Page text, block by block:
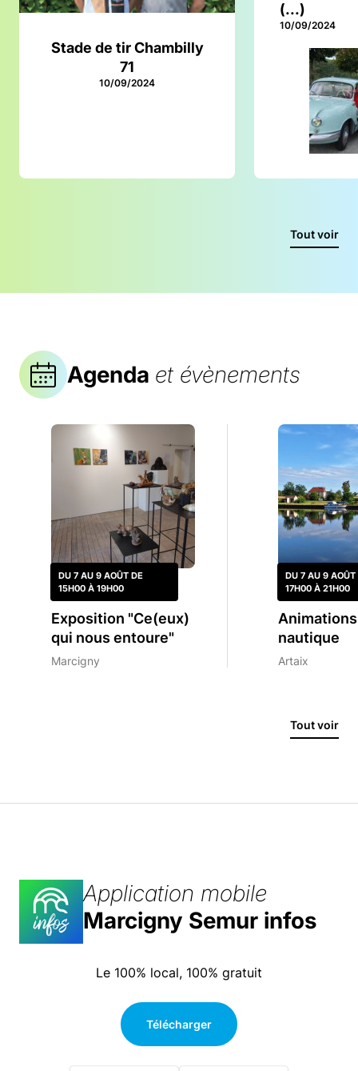
Stade de tir Chambilly
71
10/09/2024
(...)
10/09/2024
Tout voir
Agenda et évènements
DU 7 AU 9 AOÛT DE
15H00 À 19H00
Exposition "Ce(eux)
qui nous entoure"
Marcigny
DU 7 AU 9 AOÛT
17H00 À 21H00
nautique
Artaix
Tout voir
Application mobile
Marcigny Semur infos
Le 100% local, 100% gratuit
Télécharger